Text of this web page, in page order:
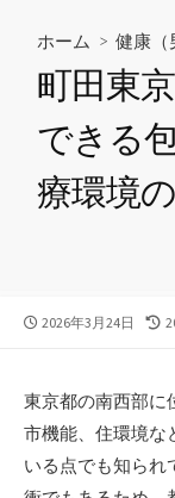
ホーム > 健康（
町田東
できる
療環境
公
2026年3月24日
東京都の南西部に
市機能、住環境な
いる点でも知られ